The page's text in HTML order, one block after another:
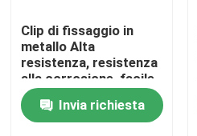
Giro della fabbrica
Controllo di qualità
Clip di fissaggio in
metallo Alta
resistenza, resistenza
alla corrosione, facile
installazione,
dimensioni
personalizzate
Invia richiesta